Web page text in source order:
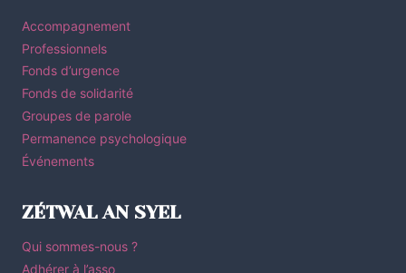
Accompagnement
Professionnels
Fonds d’urgence
Fonds de solidarité
Groupes de parole
Permanence psychologique
Événements
ZÉTWAL AN SYEL
Qui sommes-nous ?
Adhérer à l’asso